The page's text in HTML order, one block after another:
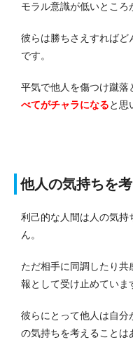
モラル意識が低いところ
彼らは勝ちさえすれば
です。
平気で他人を傷つけ蹴落
べてがチャラになると思
他人の気持ちを
利己的な人間は人の気
ん。
ただ相手に同調したり
報として受け止めていま
彼らにとって他人は自分
の気持ちを考えることは